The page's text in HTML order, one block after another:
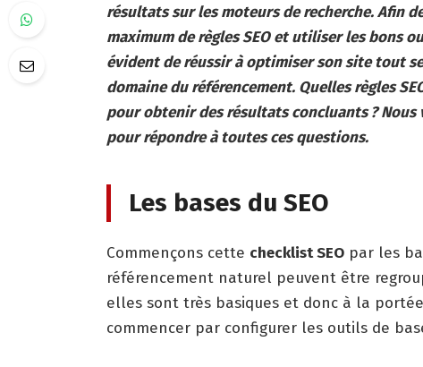
résultats sur les moteurs de recherche. Afin
maximum de règles SEO et utiliser les bons
évident de réussir à optimiser son site tout
domaine du référencement. Quelles règles
pour obtenir des résultats concluants ? Nous
pour répondre à toutes ces questions.
Les bases du SEO
Commençons cette checklist SEOpar les
référencement naturel peuvent être
elles sont très basiques et donc à la
commencer par configurer les outils de